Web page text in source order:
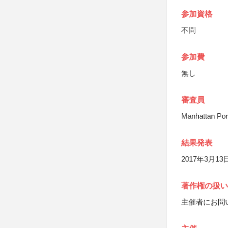
参加資格
不問
参加費
無し
審査員
Manhattan
結果発表
2017年3月13
著作権の扱い
主催者にお問